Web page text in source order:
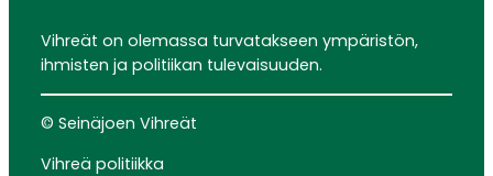
Vihreät on olemassa turvatakseen ympäristön,
ihmisten ja politiikan tulevaisuuden.
© Seinäjoen Vihreät
Vihreä politiikka